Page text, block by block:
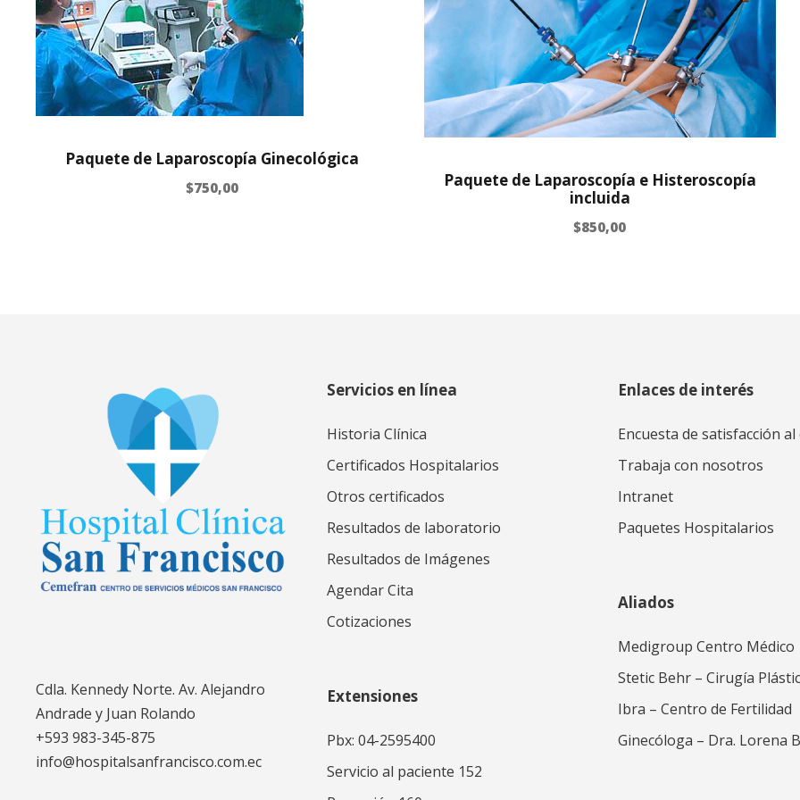
Paquete de Laparoscopía Ginecológica
$750,00
Paquete de Laparoscopía e Histeroscopía
incluida
$850,00
Cdla. Kennedy Norte. Av. Alejandro
Andrade y Juan Rolando
+593 983-345-875
info@hospitalsanfrancisco.com.ec
Servicios en línea
Historia Clínica
Certificados Hospitalarios
Otros certificados
Resultados de laboratorio
Resultados de Imágenes
Agendar Cita
Cotizaciones
Extensiones
Pbx: 04-2595400
Servicio al paciente 152
Enlaces de interés
Encuesta de satisfacción
Trabaja con nosotros
Intranet
Paquetes Hospitalarios
Aliados
Medigroup Centro Médico
Stetic Behr – Cirugía
Ibra – Centro de Fertilidad
Ginecóloga – Dra. Lorena